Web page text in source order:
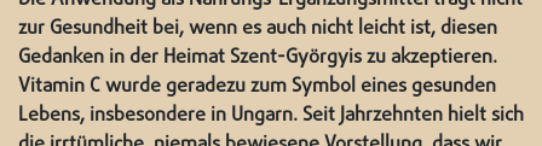
zur Gesundheit bei, wenn es auch nicht leicht ist, diesen
Gedanken in der Heimat Szent-Györgyis zu akzeptieren.
Vitamin C wurde geradezu zum Symbol eines gesunden
Lebens, insbesondere in Ungarn. Seit Jahrzehnten hielt sich